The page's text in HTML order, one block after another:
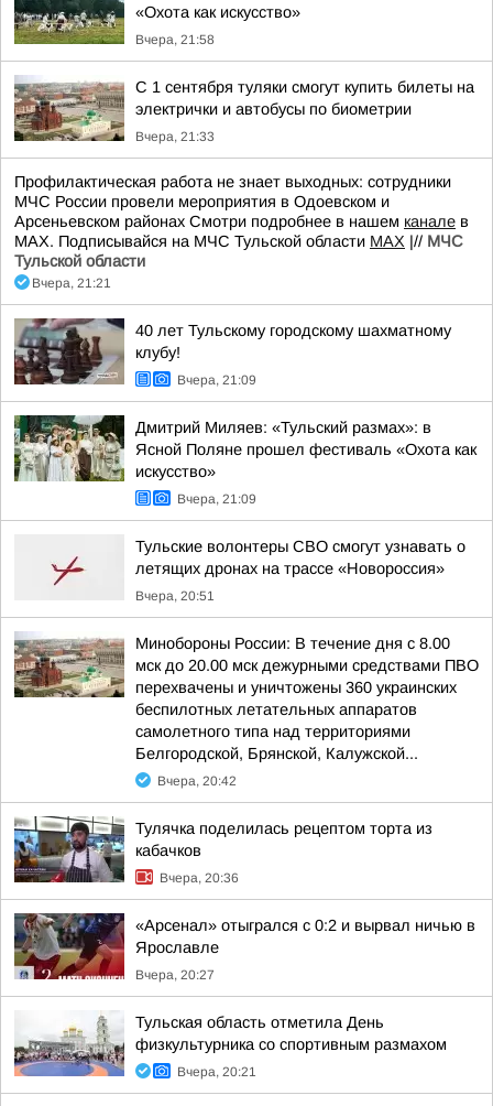
«Охота как искусство»
Вчера, 21:58
С 1 сентября туляки смогут купить билеты на
электрички и автобусы по биометрии
Вчера, 21:33
Профилактическая работа не знает выходных: сотрудники
МЧС России провели мероприятия в Одоевском и
Арсеньевском районах Смотри подробнее в нашем канале в
МАХ. Подписывайся на МЧС Тульской области MAX |// МЧС
Тульской области
Вчера, 21:21
40 лет Тульскому городскому шахматному
клубу!
Вчера, 21:09
Дмитрий Миляев: «Тульский размах»: в
Ясной Поляне прошел фестиваль «Охота как
искусство»
Вчера, 21:09
Тульские волонтеры СВО смогут узнавать о
летящих дронах на трассе «Новороссия»
Вчера, 20:51
Минобороны России: В течение дня с 8.00
мск до 20.00 мск дежурными средствами ПВО
перехвачены и уничтожены 360 украинских
беспилотных летательных аппаратов
самолетного типа над территориями
Белгородской, Брянской, Калужской...
Вчера, 20:42
Тулячка поделилась рецептом торта из
кабачков
Вчера, 20:36
«Арсенал» отыгрался с 0:2 и вырвал ничью в
Ярославле
Вчера, 20:27
Тульская область отметила День
физкультурника со спортивным размахом
Вчера, 20:21